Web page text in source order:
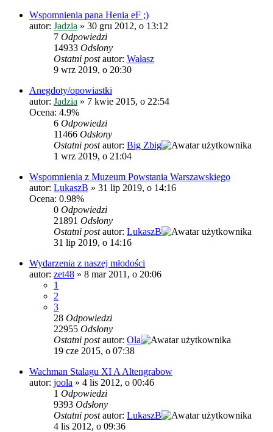
Wspomnienia pana Henia eF ;)
autor: Jadzia » 30 gru 2012, o 13:12
7 Odpowiedzi
14933 Odsłony
Ostatni postautor: Wałasz
9 wrz 2019, o 20:30
Anegdoty/opowiastki
autor: Jadzia » 7 kwie 2015, o 22:54
Ocena: 4.9%
6 Odpowiedzi
11466 Odsłony
Ostatni postautor: Big Zbig
1 wrz 2019, o 21:04
Wspomnienia z Muzeum Powstania Warszawskiego
autor: LukaszB » 31 lip 2019, o 14:16
Ocena: 0.98%
0 Odpowiedzi
21891 Odsłony
Ostatni postautor: LukaszB
31 lip 2019, o 14:16
Wydarzenia z naszej młodości
autor: zet48 » 8 mar 2011, o 20:06
1
2
3
28 Odpowiedzi
22955 Odsłony
Ostatni postautor: Ola
19 cze 2015, o 07:38
Wachman Stalagu XI A Altengrabow
autor: joola » 4 lis 2012, o 00:46
1 Odpowiedzi
9393 Odsłony
Ostatni postautor: LukaszB
4 lis 2012, o 09:36